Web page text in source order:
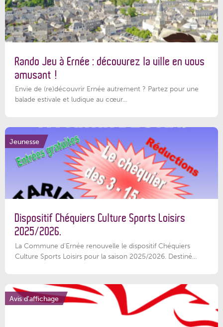
Rando Jeu à Ernée : découvrez la ville en vous
amusant !
Envie de (re)découvrir Ernée autrement ? Partez pour une
balade estivale et ludique au cœur...
Jeunesse
Dispositif Chéquiers Culture Sports Loisirs
2025/2026.
La Commune d'Ernée renouvelle le dispositif Chéquiers
Culture Sports Loisirs pour la saison 2025/2026. Destiné...
Avis d'affichage